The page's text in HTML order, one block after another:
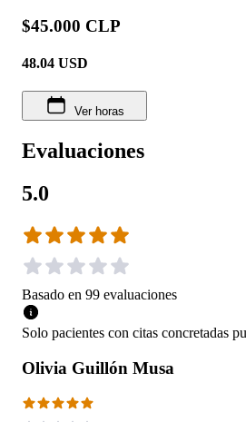
$45.000 CLP
48.04 USD
Ver horas
Evaluaciones
5.0
Basado en 99 evaluaciones
Solo pacientes con citas concretadas
Olivia Guillón Musa